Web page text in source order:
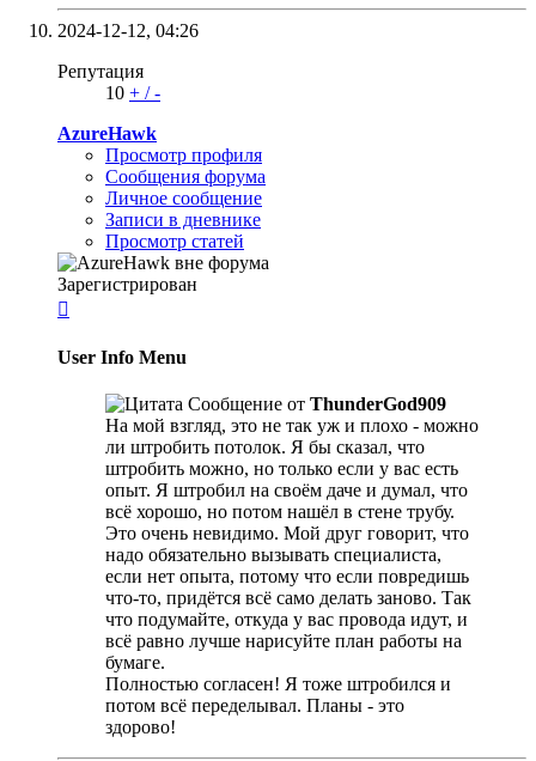
2024-12-12, 04:26
Репутация
10 + /-
AzureHawk
Просмотр профиля
Сообщения форума
Личное сообщение
Записи в дневнике
Просмотр статей
Зарегистрирован

User Info Menu
Сообщение от ThunderGod909
На мой взгляд, это не так уж и плохо - можно
ли штробить потолок. Я бы сказал, что
штробить можно, но только если у вас есть
опыт. Я штробил на своём даче и думал, что
всё хорошо, но потом нашёл в стене трубу.
Это очень невидимо. Мой друг говорит, что
надо обязательно вызывать специалиста,
если нет опыта, потому что если повредишь
что-то, придётся всё само делать заново. Так
что подумайте, откуда у вас провода идут, и
всё равно лучше нарисуйте план работы на
бумаге.
Полностью согласен! Я тоже штробился и
потом всё переделывал. Планы - это
здорово!